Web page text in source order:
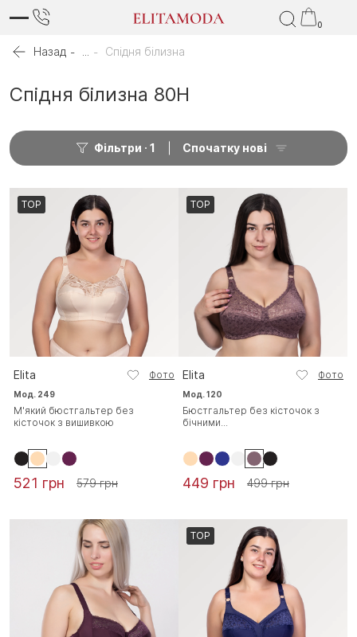
0
Назад Спідня білизна
Спідня білизна 80H
Фільтри 1 Спочатку нові
TOP
Elita Фото
Мод. 249
М'який бюстгальтер без
кісточок з вишивкою
521 грн 579 грн
TOP
Elita Фото
Мод. 120
Бюстгальтер без кісточок з
бічними...
449 грн 499 грн
TOP